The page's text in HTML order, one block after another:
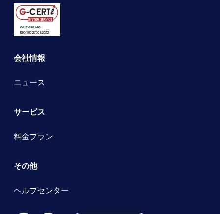
会社情報
ニュース
サービス
料金プラン
その他
ヘルプセンター